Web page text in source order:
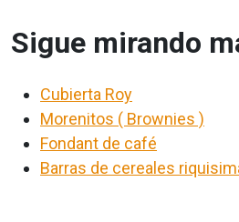
Sigue mirando
Cubierta Roy
Morenitos ( Brownies )
Fondant de café
Barras de cereales